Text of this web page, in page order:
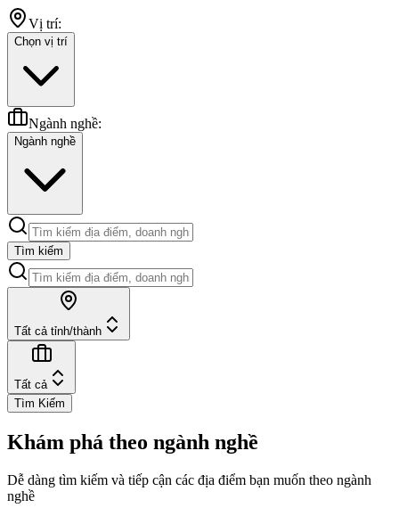
Vị trí:
Chọn vị trí
Ngành nghề:
Ngành nghề
Tìm kiếm
Tất cả tỉnh/thành
Tất cả
Tìm Kiếm
Khám phá theo ngành nghề
Dễ dàng tìm kiếm và tiếp cận các địa điểm bạn muốn theo ngành
nghề